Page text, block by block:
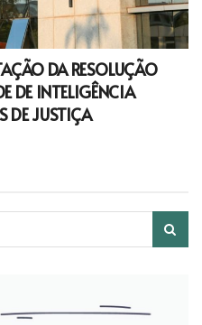
DA RESOLUÇÃO
DE INTELIGÊNCIA
DE JUSTIÇA